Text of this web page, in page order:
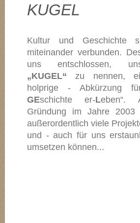
KUGEL
Kultur und Geschichte
miteinander verbunden.
uns entschlossen,
„KUGEL“ zu nennen,
holprige - Abkürzung
GEschichte er-Leben“.
Gründung im Jahre
außerordentlich viele
und - auch für uns
umsetzen können...